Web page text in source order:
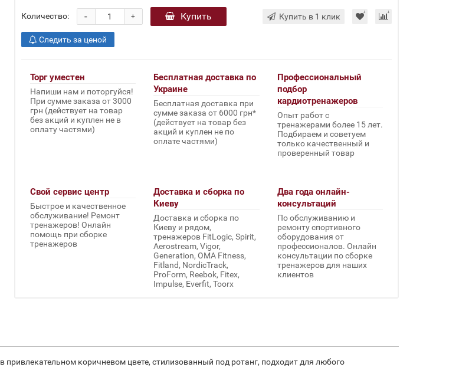
Количество: +
- Купить
Следить за ценой
Купить в 1 клик
Торг уместен
Напиши нам и поторгуйся!
При сумме заказа от 3000
грн (действует на товар
без акций и куплен не в
оплату частями)
Бесплатная доставка по
Украине
Бесплатная доставка при
сумме заказа от 6000 грн*
(действует на товар без
акций и куплен не по
оплате частями)
Профессиональный
подбор
кардиотренажеров
Опыт работ с
тренажерами более 15 лет.
Подбираем и советуем
только качественный и
проверенный товар
Свой сервис центр
Быстрое и качественное
обслуживание! Ремонт
тренажеров! Онлайн
помощь при сборке
тренажеров
Доставка и сборка по
Киеву
Доставка и сборка по
Киеву и рядом,
тренажеров FitLogic, Spirit,
Aerostream, Vigor,
Generation, OMA Fitness,
Fitland, NordicTrack,
ProForm, Reebok, Fitex,
Impulse, Everfit, Toorx
Два года онлайн-
консультаций
По обслуживанию и
ремонту спортивного
оборудования от
профессионалов. Онлайн
консультации по сборке
тренажеров для наших
клиентов
в привлекательном коричневом цвете, стилизованный под ротанг, подходит для любого